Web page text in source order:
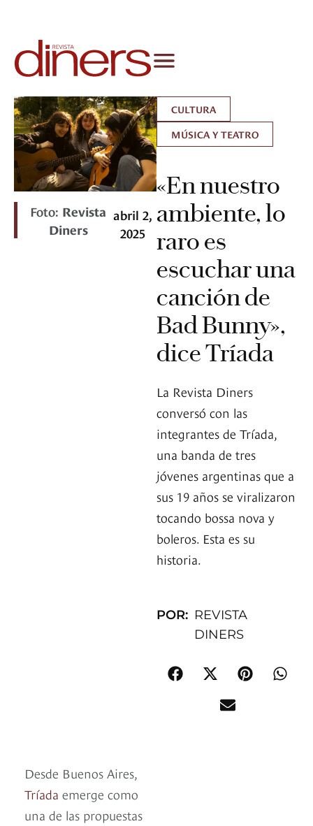
Foto: Revista
Diners
abril 2,
2025
CULTURA
MÚSICA Y TEATRO
«En nuestro
ambiente, lo
raro es
escuchar una
canción de
Bad Bunny»,
dice Tríada
La Revista Diners
conversó con las
integrantes de Tríada,
una banda de tres
jóvenes argentinas que a
sus 19 años se viralizaron
tocando bossa nova y
boleros. Esta es su
historia.
POR: REVISTA
DINERS
Desde Buenos Aires,
Tríada emerge como
una de las propuestas